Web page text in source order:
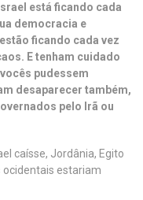
está ficando cada
democracia e
ficando cada vez
E tenham cuidado
pudessem
desaparecer também,
pelo Irã ou
caísse, Jordânia, Egito
ocidentais estariam